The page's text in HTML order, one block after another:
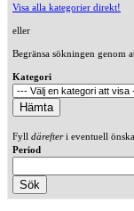
Visa alla kategorier direkt!
eller
Begränsa sökningen genom
Kategori
Fyll därefteri eventuell
Period